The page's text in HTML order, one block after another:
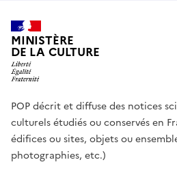
MINISTÈRE
DE LA CULTURE
POP décrit et diffuse des notices
culturels étudiés ou conservés en
édifices ou sites, objets ou
photographies, etc.)